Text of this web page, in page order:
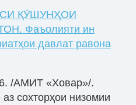
ҚӮШУНҲОИ
Фаъолияти ин
давлат равона
/АМИТ «Ховар»/.
сохторҳои низомии